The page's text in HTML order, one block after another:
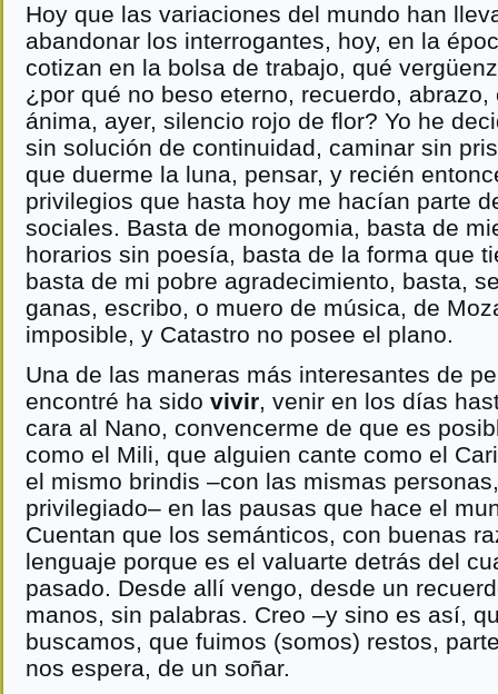
Hoy que las variaciones del mundo han
abandonar los interrogantes, hoy, en la
cotizan en la bolsa de trabajo, qué
¿por qué no beso eterno, recuerdo,
ánima, ayer, silencio rojo de flor? Yo he
sin solución de continuidad, caminar sin
que duerme la luna, pensar, y recién
privilegios que hasta hoy me hacían parte
sociales. Basta de monogomia, basta de
horarios sin poesía, basta de la forma que
basta de mi pobre agradecimiento, basta,
ganas, escribo, o muero de música, de
imposible, y Catastro no posee el plano.
Una de las maneras más interesantes de
encontré ha sido vivir, venir en los días
cara al Nano, convencerme de que es
como el Mili, que alguien cante como el
el mismo brindis –con las mismas
privilegiado– en las pausas que hace el
Cuentan que los semánticos, con buenas
lenguaje porque es el valuarte detrás del
pasado. Desde allí vengo, desde un
manos, sin palabras. Creo –y sino es así,
buscamos, que fuimos (somos) restos,
nos espera, de un soñar.